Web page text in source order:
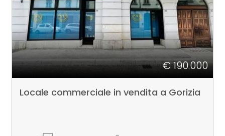
€ 190.000
Locale commerciale in vendita a Gorizia